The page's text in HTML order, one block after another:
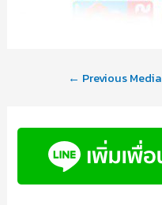
← Previous Media